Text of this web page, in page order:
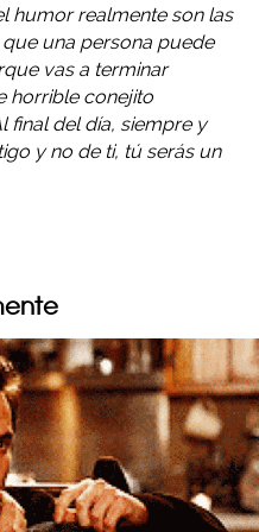
humor realmente son las
una persona puede
vas a terminar
horrible conejito
final del día, siempre y
y no de ti, tú serás un